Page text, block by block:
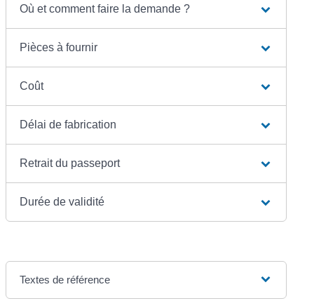
Où et comment faire la demande ?
Pièces à fournir
Coût
Délai de fabrication
Retrait du passeport
Durée de validité
Textes de référence